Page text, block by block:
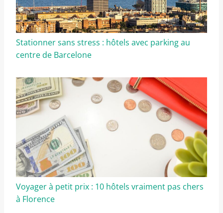
Stationner sans stress : hôtels avec parking au
centre de Barcelone
Voyager à petit prix : 10 hôtels vraiment pas chers
à Florence